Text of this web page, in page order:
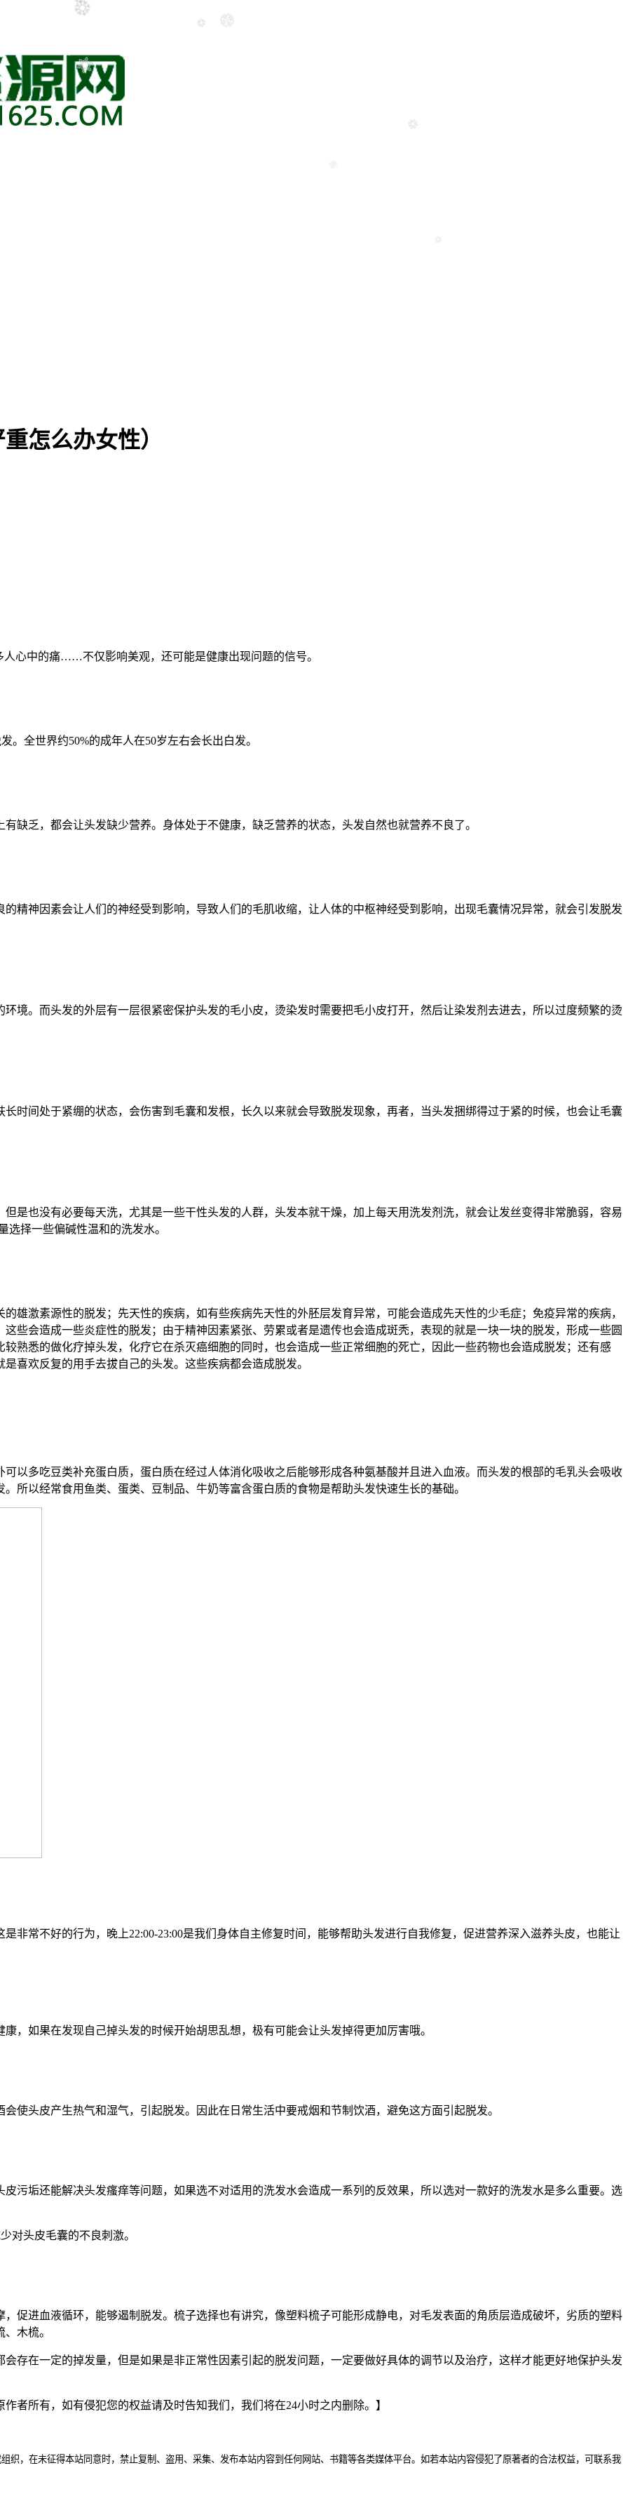
怎么办女性）
人心中的痛……不仅影响美观，还可能是健康出现问题的信号。
。全世界约50%的成年人在50岁左右会长出白发。
缺乏，都会让头发缺少营养。身体处于不健康，缺乏营养的状态，头发自然也就营养不良了。
的精神因素会让人们的神经受到影响，导致人们的毛肌收缩，让人体的中枢神经受到影响，出现毛囊情况异常，就会引发脱发
境。而头发的外层有一层很紧密保护头发的毛小皮，烫染发时需要把毛小皮打开，然后让染发剂去进去，所以过度频繁的烫
时间处于紧绷的状态，会伤害到毛囊和发根，长久以来就会导致脱发现象，再者，当头发捆绑得过于紧的时候，也会让毛囊
是也没有必要每天洗，尤其是一些干性头发的人群，头发本就干燥，加上每天用洗发剂洗，就会让发丝变得非常脆弱，容易
选择一些偏碱性温和的洗发水。
雄激素源性的脱发；先天性的疾病，如有些疾病先天性的外胚层发育异常，可能会造成先天性的少毛症；免疫异常的疾病，
这些会造成一些炎症性的脱发；由于精神因素紧张、劳累或者是遗传也会造成斑秃，表现的就是一块一块的脱发，形成一些圆
熟悉的做化疗掉头发，化疗它在杀灭癌细胞的同时，也会造成一些正常细胞的死亡，因此一些药物也会造成脱发；还有感
喜欢反复的用手去拔自己的头发。这些疾病都会造成脱发。
以多吃豆类补充蛋白质，蛋白质在经过人体消化吸收之后能够形成各种氨基酸并且进入血液。而头发的根部的毛乳头会吸收
所以经常食用鱼类、蛋类、豆制品、牛奶等富含蛋白质的食物是帮助头发快速生长的基础。
非常不好的行为，晚上22:00-23:00是我们身体自主修复时间，能够帮助头发进行自我修复，促进营养深入滋养头皮，也能让
，如果在发现自己掉头发的时候开始胡思乱想，极有可能会让头发掉得更加厉害哦。
使头皮产生热气和湿气，引起脱发。因此在日常生活中要戒烟和节制饮酒，避免这方面引起脱发。
污垢还能解决头发瘙痒等问题，如果选不对适用的洗发水会造成一系列的反效果，所以选对一款好的洗发水是多么重要。选
对头皮毛囊的不良刺激。
促进血液循环，能够遏制脱发。梳子选择也有讲究，像塑料梳子可能形成静电，对毛发表面的角质层造成破坏，劣质的塑料
、木梳。
存在一定的掉发量，但是如果是非正常性因素引起的脱发问题，一定要做好具体的调节以及治疗，这样才能更好地保护头发
者所有，如有侵犯您的权益请及时告知我们，我们将在24小时之内删除。】
织，在未征得本站同意时，禁止复制、盗用、采集、发布本站内容到任何网站、书籍等各类媒体平台。如若本站内容侵犯了原著者的合法权益，可联系我